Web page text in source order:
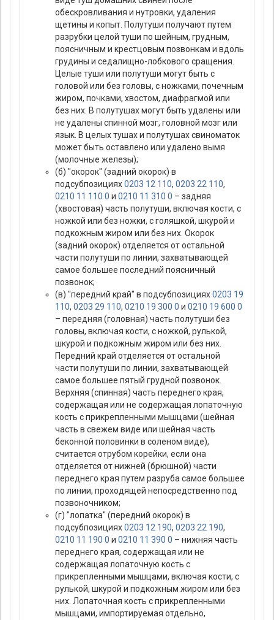
обескровливания и нутровки, удаления
щетины и копыт. Полутуши получают путем
разрубки целой туши по шейным, грудным,
поясничным и крестцовым позвонкам и вдоль
грудины и седалищно-лобкового сращения.
Целые туши или полутуши могут быть с
головой или без головы, с ножками, почечным
жиром, почками, хвостом, диафрагмой или
без них. В полутушах могут быть удалены или
не удалены спинной мозг, головной мозг или
язык. В целых тушах и полутушах свиноматок
может быть оставлено или удалено вымя
(молочные железы);
(б) "окорок" (задний окорок) в
подсубпозициях0203 12 110, 0203 22 110,
0210 11 110 0 и 0210 11 310 0 – задняя
(хвостовая) часть полутуши, включая кости, с
ножкой или без ножки, с голяшкой, шкурой и
подкожным жиром или без них. Окорок
(задний окорок) отделяется от остальной
части полутуши по линии, захватывающей
самое большее последний поясничный
позвонок;
(в) "передний край" в подсубпозициях0203 19
110, 0203 29 110, 0210 19 300 0 и 0210 19 600 0
– передняя (головная) часть полутуши без
головы, включая кости, с ножкой, рулькой,
шкурой и подкожным жиром или без них.
Передний край отделяется от остальной
части полутуши по линии, захватывающей
самое большее пятый грудной позвонок.
Верхняя (спинная) часть переднего края,
содержащая или не содержащая лопаточную
кость с прикрепленными мышцами (шейная
часть в свежем виде или шейная часть
беконной половинки в соленом виде),
считается отрубом корейки, если она
отделяется от нижней (брюшной) части
переднего края путем разруба самое большее
по линии, проходящей непосредственно под
позвоночником;
(г) "лопатка" (передний окорок) в
подсубпозициях0203 12 190, 0203 22 190,
0210 11 190 0 и 0210 11 390 0 – нижняя часть
переднего края, содержащая или не
содержащая лопаточную кость с
прикрепленными мышцами, включая кости, с
рулькой, шкурой и подкожным жиром или без
них. Лопаточная кость с прикрепленными
мышцами, импортируемая отдельно,